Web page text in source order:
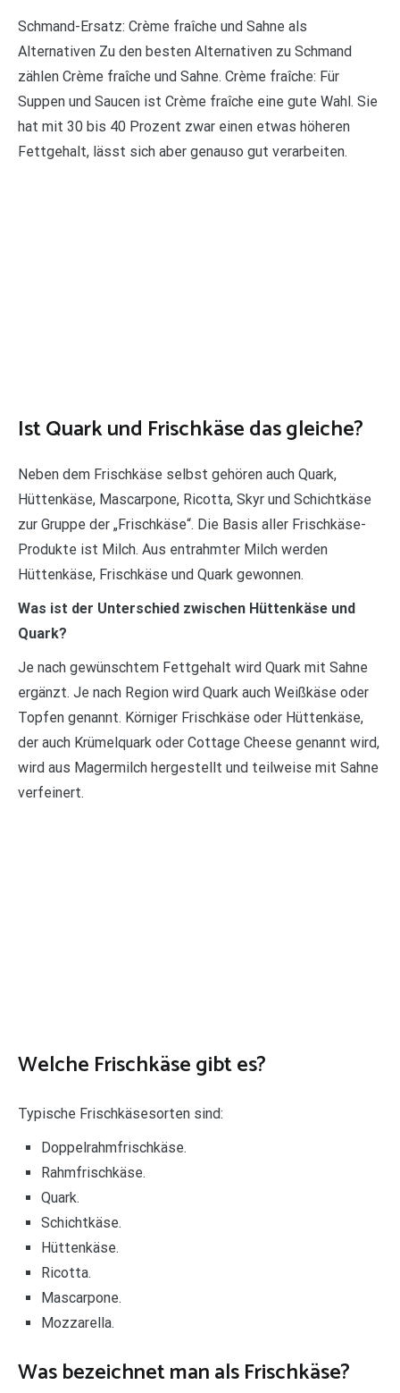
Schmand-Ersatz: Crème fraîche und Sahne als
Alternativen Zu den besten Alternativen zu Schmand
zählen Crème fraîche und Sahne. Crème fraîche: Für
Suppen und Saucen ist Crème fraîche eine gute Wahl. Sie
hat mit 30 bis 40 Prozent zwar einen etwas höheren
Fettgehalt, lässt sich aber genauso gut verarbeiten.
Ist Quark und Frischkäse das gleiche?
Neben dem Frischkäse selbst gehören auch Quark,
Hüttenkäse, Mascarpone, Ricotta, Skyr und Schichtkäse
zur Gruppe der „Frischkäse“. Die Basis aller Frischkäse-
Produkte ist Milch. Aus entrahmter Milch werden
Hüttenkäse, Frischkäse und Quark gewonnen.
Was ist der Unterschied zwischen Hüttenkäse und
Quark?
Je nach gewünschtem Fettgehalt wird Quark mit Sahne
ergänzt. Je nach Region wird Quark auch Weißkäse oder
Topfen genannt. Körniger Frischkäse oder Hüttenkäse,
der auch Krümelquark oder Cottage Cheese genannt wird,
wird aus Magermilch hergestellt und teilweise mit Sahne
verfeinert.
Welche Frischkäse gibt es?
Typische Frischkäsesorten sind:
Doppelrahmfrischkäse.
Rahmfrischkäse.
Quark.
Schichtkäse.
Hüttenkäse.
Ricotta.
Mascarpone.
Mozzarella.
Was bezeichnet man als Frischkäse?